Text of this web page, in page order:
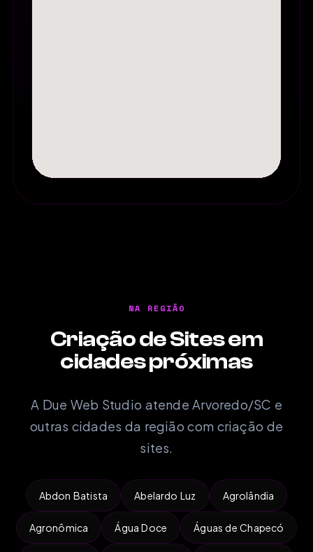
NA REGIÃO
Criação de Sites em
cidades próximas
A Due Web Studio atende Arvoredo/SC e
outras cidades da região com criação de
sites.
Abdon Batista Abelardo Luz Agrolândia
Agronômica Água Doce Águas de Chapecó